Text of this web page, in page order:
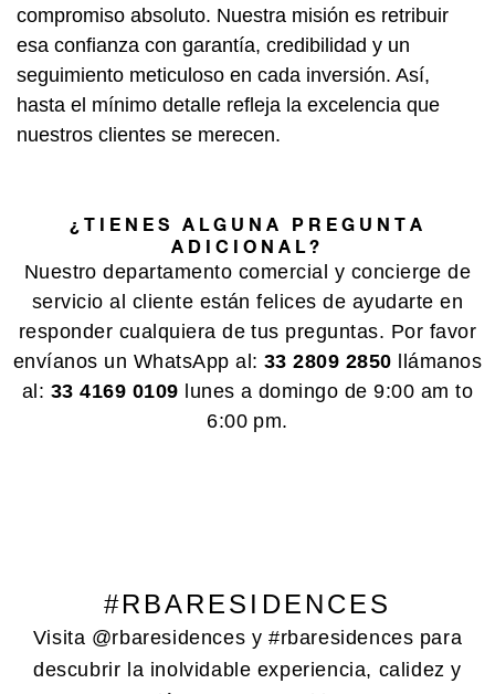
compromiso absoluto. Nuestra misión es retribuir
esa confianza con garantía, credibilidad y un
seguimiento meticuloso en cada inversión. Así,
hasta el mínimo detalle refleja la excelencia que
nuestros clientes se merecen.
¿TIENES ALGUNA PREGUNTA
ADICIONAL?
Nuestro departamento comercial y concierge de
servicio al cliente están felices de ayudarte en
responder cualquiera de tus preguntas. Por favor
envíanos un WhatsApp al: 33 2809 2850 llámanos
al: 33 4169 0109 lunes a domingo de 9:00 am to
6:00 pm.
#RBARESIDENCES
Visita @rbaresidences y #rbaresidences para
descubrir la inolvidable experiencia, calidez y